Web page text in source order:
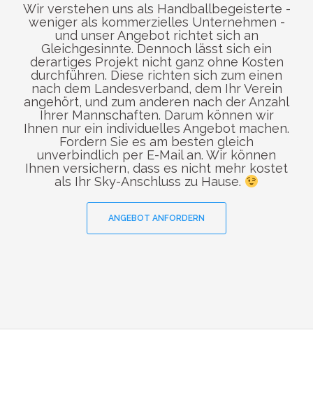
Wir verstehen uns als Handballbegeisterte -
weniger als kommerzielles Unternehmen -
und unser Angebot richtet sich an
Gleichgesinnte. Dennoch lässt sich ein
derartiges Projekt nicht ganz ohne Kosten
durchführen. Diese richten sich zum einen
nach dem Landesverband, dem Ihr Verein
angehört, und zum anderen nach der Anzahl
Ihrer Mannschaften. Darum können wir
Ihnen nur ein individuelles Angebot machen.
Fordern Sie es am besten gleich
unverbindlich per E-Mail an. Wir können
Ihnen versichern, dass es nicht mehr kostet
als Ihr Sky-Anschluss zu Hause.
ANGEBOT ANFORDERN